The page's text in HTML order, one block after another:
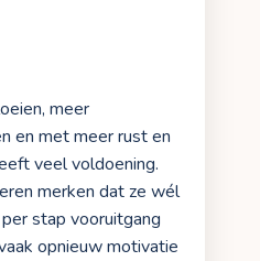
meer
en met meer rust en
veel voldoening.
merken dat ze wél
stap vooruitgang
opnieuw motivatie